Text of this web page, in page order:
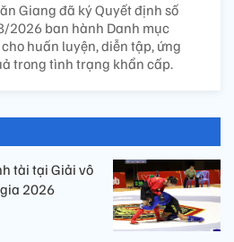
Giang đã ký Quyết định số
2026 ban hành Danh mục
huấn luyện, diễn tập, ứng
trong tình trạng khẩn cấp.
tài tại Giải vô
2026